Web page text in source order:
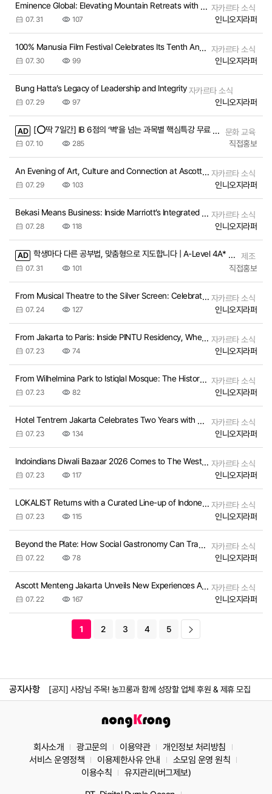
Eminence Global: Elevating Mountain Retreats with Five-Star Comfort 자카르타 소식
인니오지라퍼
07. 31 107
100% Manusia Film Festival Celebrates Its Tenth Anniversary 자카르타 소식
인니오지라퍼
07. 30 99
Bung Hatta’s Legacy of Leadership and Integrity 자카르타 소식
인니오지라퍼
07. 29 97
AD [⭕딱 7일간] IB 6점의 ‘벽’을 넘는 과목별 핵심특강 무료 공개!
문화 교육
직접홍보
07. 10 285
An Evening of Art, Culture and Connection at Ascott Soirée 자카르타 소식
인니오지라퍼
07. 29 103
Bekasi Means Business: Inside Marriott’s Integrated MICE Destination 자카르타 소식
인니오지라퍼
07. 28 118
AD 학생마다 다른 공부법, 맞춤형으로 지도합니다 | A-Level 4A* 명문대 출신 국제학교·IGCSE·A-Level 과외
제조
직접홍보
07. 31 101
From Musical Theatre to the Silver Screen: Celebrating Dian HP 자카르타 소식
인니오지라퍼
07. 24 127
From Jakarta to Paris: Inside PINTU Residency, Where Fashion Finds a Shared Language 자카르타 소식
인니오지라퍼
07. 23 74
From Wilhelmina Park to Istiqlal Mosque: The History of Jakarta’s Most Symbolic Site 자카르타 소식
인니오지라퍼
07. 23 82
Hotel Tentrem Jakarta Celebrates Two Years with A Night of Indonesian Heritage
자카르타 소식
인니오지라퍼
07. 23 134
Indoindians Diwali Bazaar 2026 Comes to The Westin Jakarta 자카르타 소식
인니오지라퍼
07. 23 117
LOKALIST Returns with a Curated Line-up of Indonesian Brands 자카르타 소식
인니오지라퍼
07. 23 115
Beyond the Plate: How Social Gastronomy Can Transform Communities
자카르타 소식
인니오지라퍼
07. 22 78
Ascott Menteng Jakarta Unveils New Experiences Across the Property 자카르타 소식
인니오지라퍼
07. 22 167
1 2 3 4 5
공지사항 [공지] 사장님 주목! 농끄롱과 함께 성장할 업체 후원 & 제휴 모집
[공지] 농끄롱 소모임 당주 모집_ 농끄롱 당주가 되어보세요! 당신의 모
[공지] 게시글 3개국어 지원 시작
회사소개 광고문의 이용약관
개인정보 처리방침
서비스 운영정책
이용제한사유 안내
소모임 운영 원칙
이용수칙
유지관리(버그제보)